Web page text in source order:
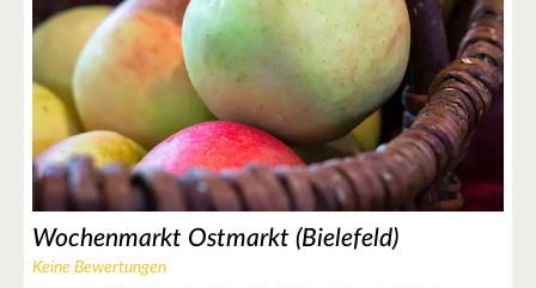
Wochenmarkt Ostmarkt (Bielefeld)
Keine Bewertungen
2